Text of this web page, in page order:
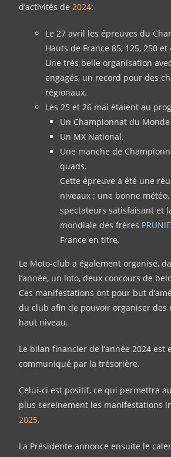
d’activités de2024:
Le 27 avril les épreuves du
Hauts de France 85, 125, 250 et
Une très belle organisation
engagés, un record pour des
régionaux.
Les 25 et 26 mai étaient au
Un Championnat du
Un MX National,
Une manche de
quads.
Cette épreuve a été une
niveaux : une bonne
spectateurs satisfaisant et
mondiale des frères
France en titre.
Le Moto-club a également organisé,
l’année, un loto, deux concours de
Ces manifestations ont pour but
du club afin de pouvoir organiser des
haut niveau.
Le bilan financier de l’année 2024 est
communiqué par la trésorière.
Celui-ci est positif, ce qui permettra
plus sereinement les manifestations
2025.
La Présidente annonce ensuite le